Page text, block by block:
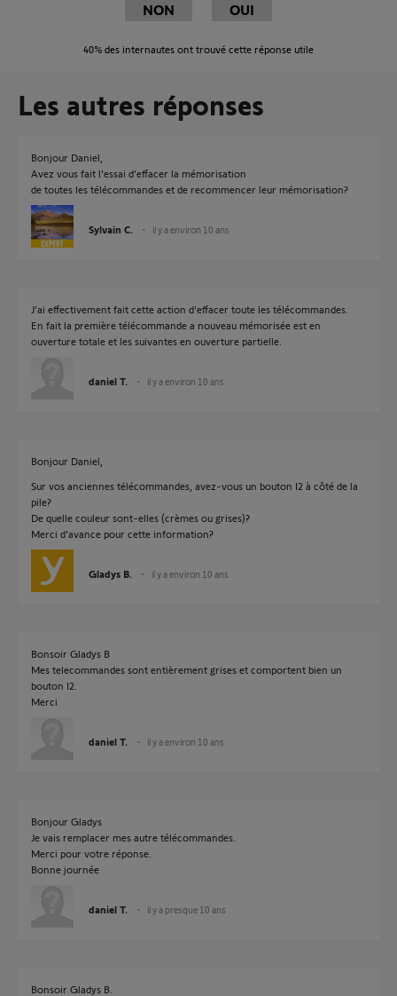
NON OUI
40% des internautes ont trouvé cette réponse utile
Les autres réponses
Bonjour Daniel,
Avez vous fait l'essai d’effacer la mémorisation
de toutes les télécommandes et de recommencer leur mémorisation?
Sylvain C. il y a environ 10 ans
J'ai effectivement fait cette action d'effacer toute les télécommandes.
En fait la première télécommande a nouveau mémorisée est en
ouverture totale et les suivantes en ouverture partielle.
daniel T. il y a environ 10 ans
Bonjour Daniel,
Sur vos anciennes télécommandes, avez-vous un bouton I2 à côté de la
pile?
De quelle couleur sont-elles (crèmes ou grises)?
Merci d'avance pour cette information?
Gladys B. il y a environ 10 ans
Bonsoir Gladys B
Mes telecommandes sont entièrement grises et comportent bien un
bouton I2.
Merci
daniel T. il y a environ 10 ans
Bonjour Gladys
Je vais remplacer mes autre télécommandes.
Merci pour votre réponse.
Bonne journée
daniel T. il y a presque 10 ans
Bonsoir Gladys B.